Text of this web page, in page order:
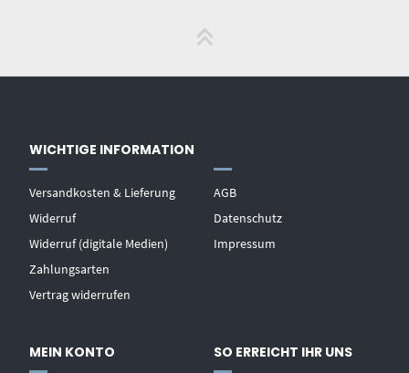
WICHTIGE INFORMATION
Versandkosten & Lieferung
Widerruf
Widerruf (digitale Medien)
Zahlungsarten
Vertrag widerrufen
AGB
Datenschutz
Impressum
MEIN KONTO SO ERREICHT IHR UNS